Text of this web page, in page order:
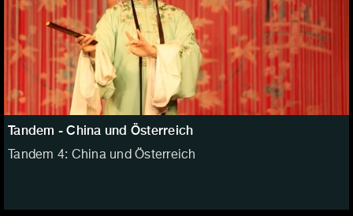
Tandem - China und Österreich
Tandem 4: China und Österreich